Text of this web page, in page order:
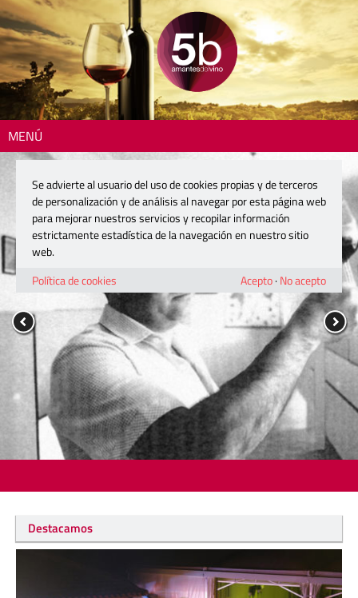
MENÚ
Destacamos
Se advierte al usuario del uso de cookies propias y de terceros
de personalización y de análisis al navegar por esta página web
para mejorar nuestros servicios y recopilar información
estrictamente estadística de la navegación en nuestro sitio
web.
Política de cookies
Acepto· No acepto